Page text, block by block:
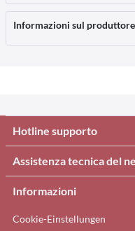
Informazioni sul produttore
Hotline supporto
Assistenza tecnica del
Informazioni
Cookie-Einstellungen